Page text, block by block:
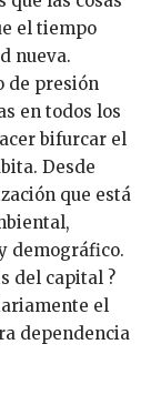
el tiempo
nueva.
de presión
en todos los
bifurcar el
Desde
que está
demográfico.
del capital ?
el
dependencia